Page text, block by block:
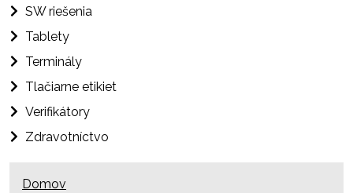
SW riešenia
Tablety
Terminály
Tlačiarne etikiet
Verifikátory
Zdravotníctvo
Domov